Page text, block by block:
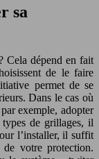
sa
Cela dépend en fait
de le faire
permet de se
Dans le cas où
exemple, adopter
de grillages, il
l’installer, il suffit
votre protection.